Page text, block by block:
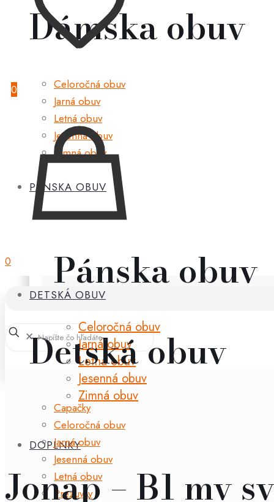
Dámska obuv
Celoročná obuv
Jarná obuv
Letná obuv
Jesenná obuv
Zimná obuv
PÁNSKA OBUV
Pánska obuv
Celoročná obuv
Jarná obuv
Letná obuv
Jesenná obuv
Zimná obuv
DOPLNKY
0
0
DETSKÁ OBUV
Detská obuv
Capačky
Celoročná obuv
Jarná obuv
Jesenná obuv
Letná obuv
Prezuvky
✕
Jonap – B1 mv